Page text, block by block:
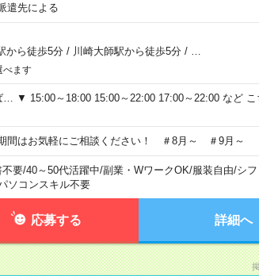
遣先による
から徒歩5分/ 川崎大師駅から徒歩5分/
ます
▼ 15:00～18:00 15:00～22:00 17:00～22:00 など こ
はお気軽にご相談ください！ ＃8月～ ＃9月～
要/40～50代活躍中/副業・WワークOK/服装自由/シ
ソコンスキル不要
応募する 詳細へ